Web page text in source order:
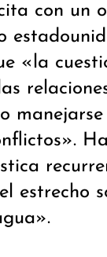
con un
«la
estrecho